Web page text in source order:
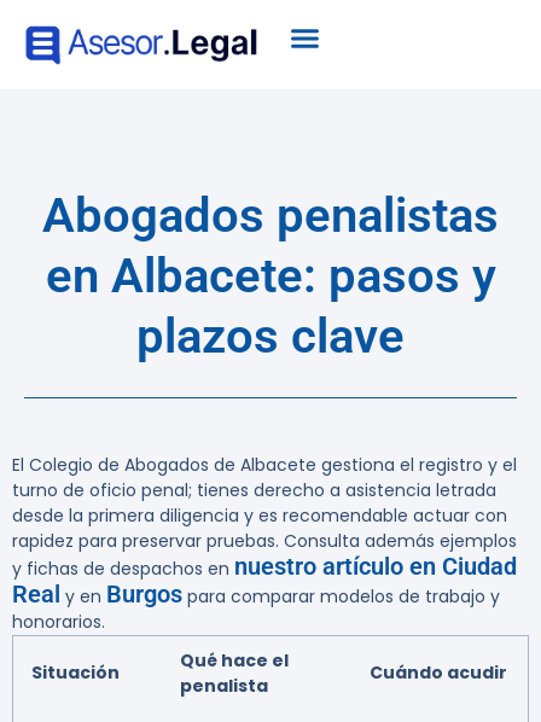
Abogados penalistas
en Albacete: pasos y
plazos clave
El Colegio de Abogados de Albacete gestiona el registro y el
turno de oficio penal; tienes derecho a asistencia letrada
desde la primera diligencia y es recomendable actuar con
rapidez para preservar pruebas. Consulta además ejemplos
y fichas de despachos en nuestro artículo en Ciudad
Real y en Burgos para comparar modelos de trabajo y
honorarios.
Situación
Qué hace el
penalista
Cuándo acudir